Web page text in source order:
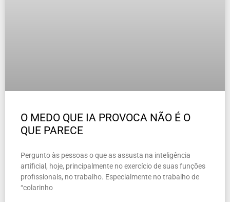
O MEDO QUE IA PROVOCA NÃO É O
QUE PARECE
Pergunto às pessoas o que as assusta na inteligência
artificial, hoje, principalmente no exercício de suas funções
profissionais, no trabalho. Especialmente no trabalho de
“colarinho